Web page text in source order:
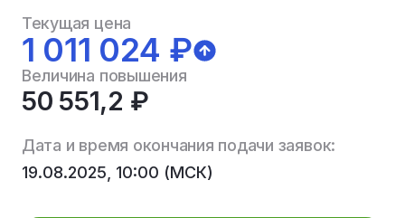
Текущая цена
1 011 024 ₽
Величина повышения
50 551,2 ₽
Дата и время окончания подачи заявок:
19.08.2025, 10:00 (МСК)